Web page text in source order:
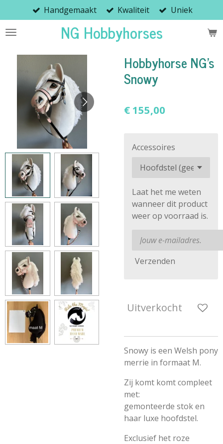
direct
naar
NG Hobbyhorses
Handgemaakt Kwaliteit Uniek
Hobbyhorse NG’s
Snowy
€ 155,00
Accessoires
Laat het me weten
wanneer dit product
weer op voorraad is.
Verzenden
Uitverkocht
Snowy is een Welsh pony
merrie in formaat M.
Zij komt komt compleet
met:
gemonteerde stok en
haar luxe hoofdstel.
Exclusief het roze